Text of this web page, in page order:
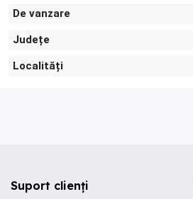
De vanzare
Județe
Localități
Suport clienți